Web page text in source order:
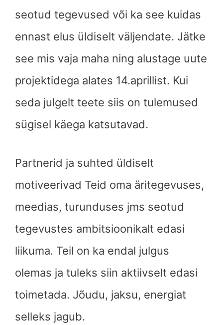
seotud tegevused või ka see kuidas
ennast elus üldiselt väljendate. Jätke
see mis vaja maha ning alustage uute
projektidega alates 14.aprillist. Kui
seda julgelt teete siis on tulemused
sügisel käega katsutavad.
Partnerid ja suhted üldiselt
motiveerivad Teid oma äritegevuses,
meedias, turunduses jms seotud
tegevustes ambitsioonikalt edasi
liikuma. Teil on ka endal julgus
olemas ja tuleks siin aktiivselt edasi
toimetada. Jõudu, jaksu, energiat
selleks jagub.